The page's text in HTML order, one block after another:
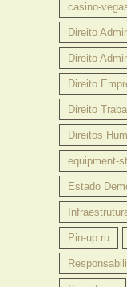
casino-
Direito
Direito
Direito
Direito
Direitos
equipment-
Estado
Pin-up ru